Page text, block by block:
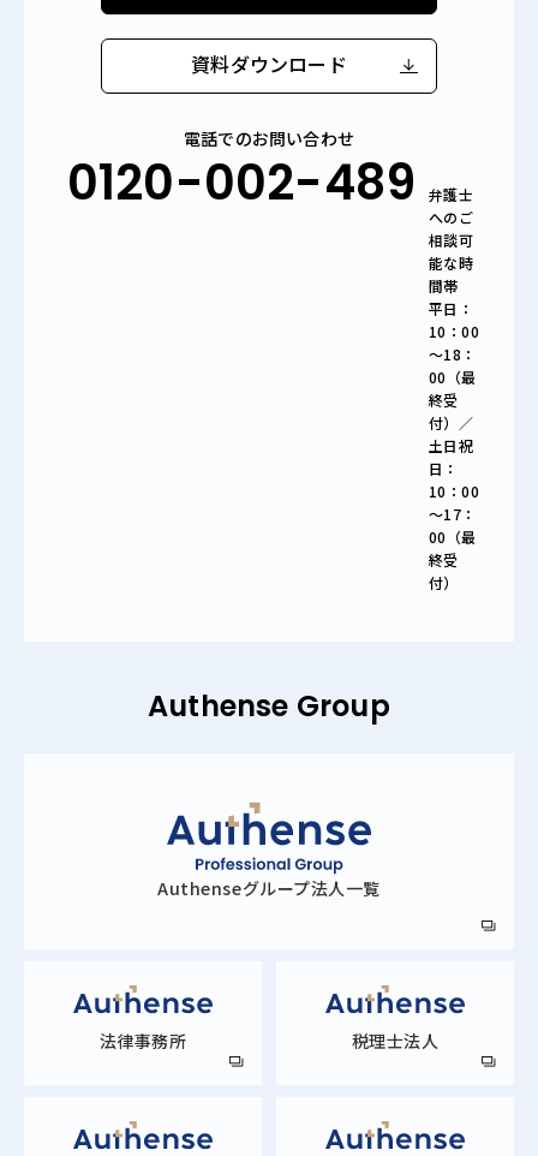
資料ダウンロード
電話でのお問い合わせ
0120-002-489
弁護士
へのご
相談可
能な時
間帯
平日：
10：00
～18：
00（最
終受
付）／
土日祝
日：
10：00
～17：
00（最
終受
付）
Authense Group
Authenseグループ法人一覧
法律事務所 税理士法人